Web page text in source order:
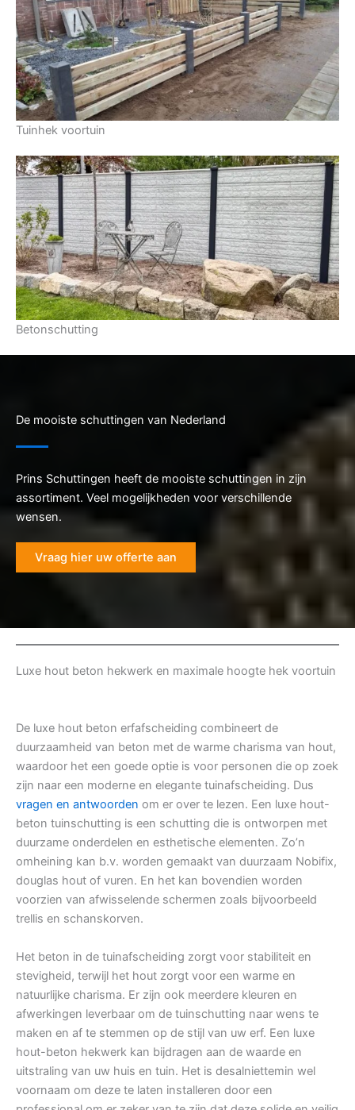
Tuinhek voortuin
Betonschutting
De mooiste schuttingen van Nederland
Prins Schuttingen heeft de mooiste schuttingen in zijn
assortiment. Veel mogelijkheden voor verschillende
wensen.
Vraag hier uw offerte aan
Luxe hout beton hekwerk en maximale hoogte hek voortuin
De luxe hout beton erfafscheiding combineert de
duurzaamheid van beton met de warme charisma van hout,
waardoor het een goede optie is voor personen die op zoek
zijn naar een moderne en elegante tuinafscheiding. Dus
vragen en antwoorden om er over te lezen. Een luxe hout-
beton tuinschutting is een schutting die is ontworpen met
duurzame onderdelen en esthetische elementen. Zo’n
omheining kan b.v. worden gemaakt van duurzaam Nobifix,
douglas hout of vuren. En het kan bovendien worden
voorzien van afwisselende schermen zoals bijvoorbeeld
trellis en schanskorven.
Het beton in de tuinafscheiding zorgt voor stabiliteit en
stevigheid, terwijl het hout zorgt voor een warme en
natuurlijke charisma. Er zijn ook meerdere kleuren en
afwerkingen leverbaar om de tuinschutting naar wens te
maken en af te stemmen op de stijl van uw erf. Een luxe
hout-beton hekwerk kan bijdragen aan de waarde en
uitstraling van uw huis en tuin. Het is desalniettemin wel
voornaam om deze te laten installeren door een